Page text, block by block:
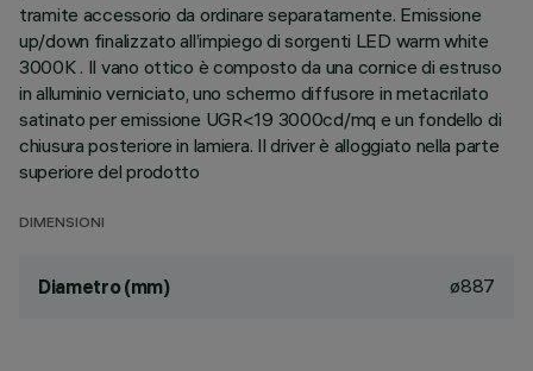
tramite accessorio da ordinare separatamente. Emissione
up/down finalizzato all’impiego di sorgenti LED warm white
3000K . Il vano ottico è composto da una cornice di estruso
in alluminio verniciato, uno schermo diffusore in metacrilato
satinato per emissione UGR<19 3000cd/mq e un fondello di
chiusura posteriore in lamiera. Il driver è alloggiato nella parte
superiore del prodotto
DIMENSIONI
Diametro (mm) ø887